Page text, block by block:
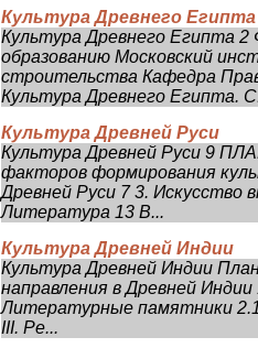
Культура Древнего Египта
Культура Древнего Египта
образованию Московский
строительства Кафедра
Культура Древнего Египта.
Культура Древней Руси
Культура Древней Руси 9
факторов формирования
Древней Руси 7 3. Искусство
Литература 13 В...
Культура Древней Индии
Культура Древней Индии
направления в Древней
Литературные памятники
III. Ре...